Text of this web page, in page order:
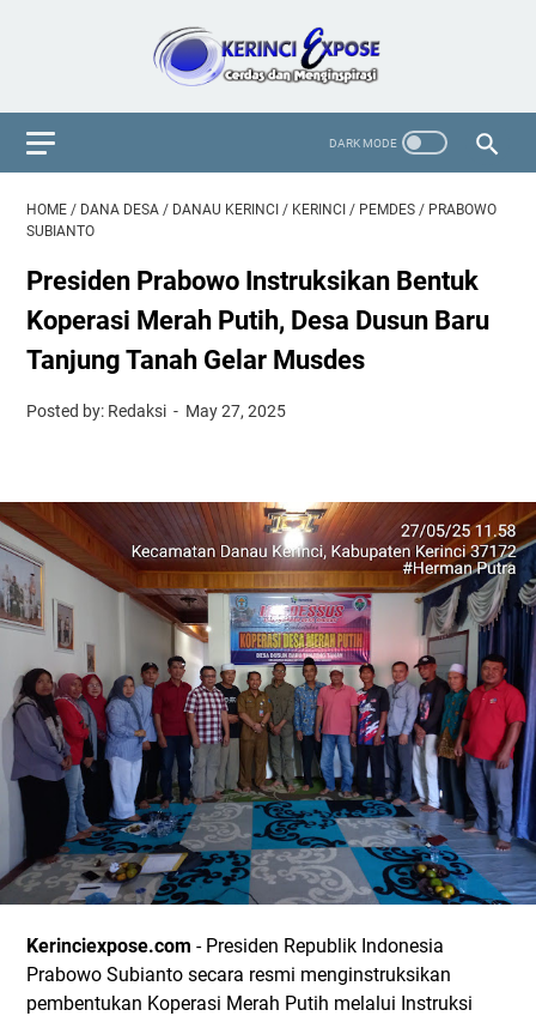
HOME / DANA DESA / DANAU KERINCI / KERINCI / PEMDES / PRABOWO
SUBIANTO
Presiden Prabowo Instruksikan Bentuk
Koperasi Merah Putih, Desa Dusun Baru
Tanjung Tanah Gelar Musdes
Posted by: Redaksi May 27, 2025
Kerinciexpose.com - Presiden Republik Indonesia
Prabowo Subianto secara resmi menginstruksikan
pembentukan Koperasi Merah Putih melalui Instruksi